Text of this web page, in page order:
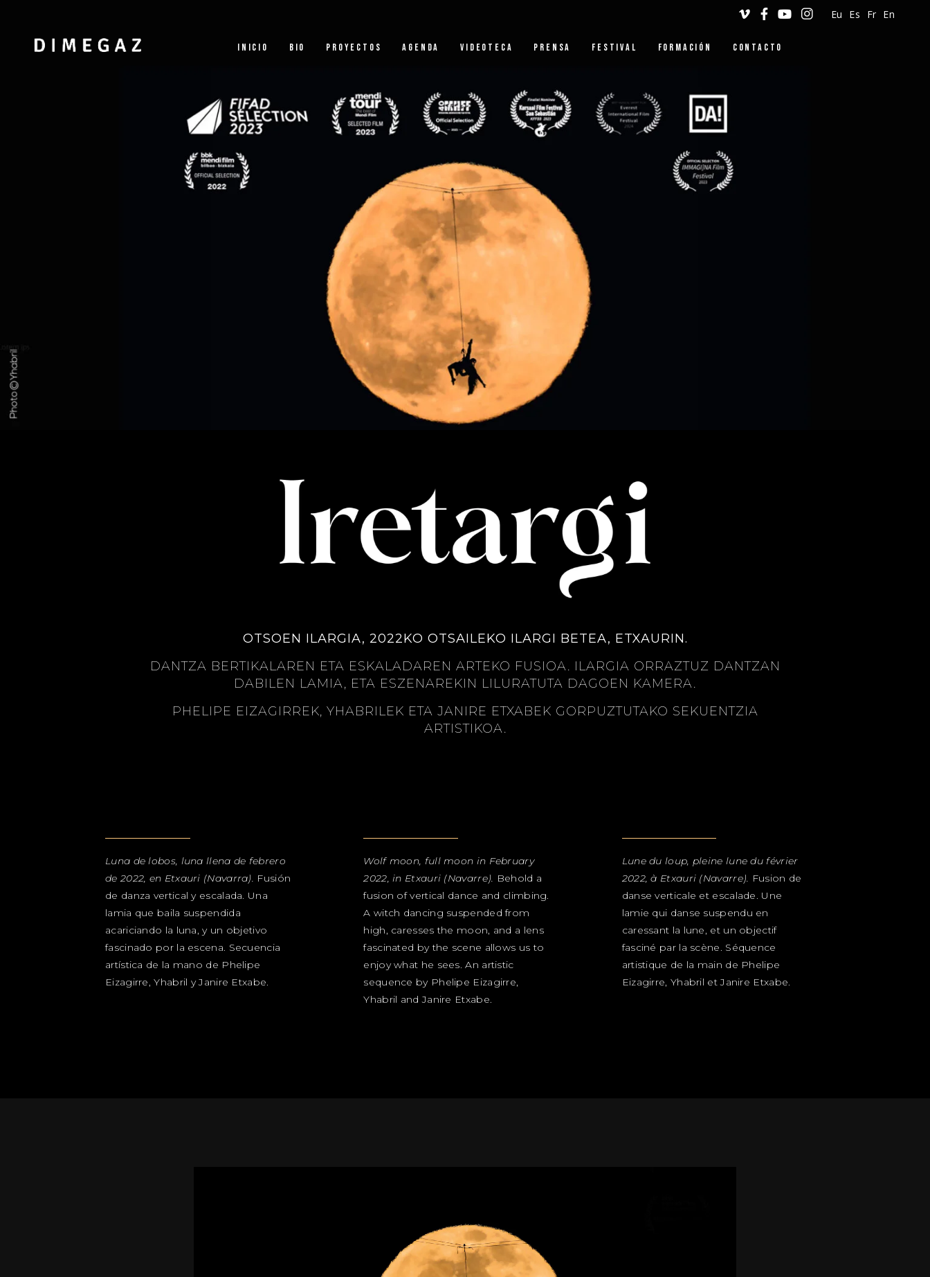
Eu Es Fr En
INICIO BIO PROYECTOS
COMPAÑÍAS
FORMACIÓN
AGENDA
HARROBI DANTZA
BERTIKALA
VIDEOTECA PRENSA FESTIVAL FORMACIÓN
DANZA VERTICAL
WORKSHOPS
CONTACTO
OTSOEN ILARGIA, 2022KO OTSAILEKO ILARGI BETEA, ETXAURIN.
DANTZA BERTIKALAREN ETA ESKALADAREN ARTEKO FUSIOA. ILARGIA ORRAZTUZ DANTZAN
DABILEN LAMIA, ETA ESZENAREKIN LILURATUTA DAGOEN KAMERA.
PHELIPE EIZAGIRREK, YHABRILEK ETA JANIRE ETXABEK GORPUZTUTAKO SEKUENTZIA
ARTISTIKOA.
Luna de lobos, luna llena de febrero
de 2022, en Etxauri (Navarra). Fusión
de danza vertical y escalada. Una
lamia que baila suspendida
acariciando la luna, y un objetivo
fascinado por la escena. Secuencia
artística de la mano de Phelipe
Eizagirre, Yhabril y Janire Etxabe.
Wolf moon, full moon in February
2022, in Etxauri (Navarre). Behold a
fusion of vertical dance and climbing.
A witch dancing suspended from
high, caresses the moon, and a lens
fascinated by the scene allows us to
enjoy what he sees. An artistic
sequence by Phelipe Eizagirre,
Yhabril and Janire Etxabe.
Lune du loup, pleine lune du février
2022, à Etxauri (Navarre). Fusion de
danse verticale et escalade. Une
lamie qui danse suspendu en
caressant la lune, et un objectif
fasciné par la scène. Séquence
artistique de la main de Phelipe
Eizagirre, Yhabril et Janire Etxabe.